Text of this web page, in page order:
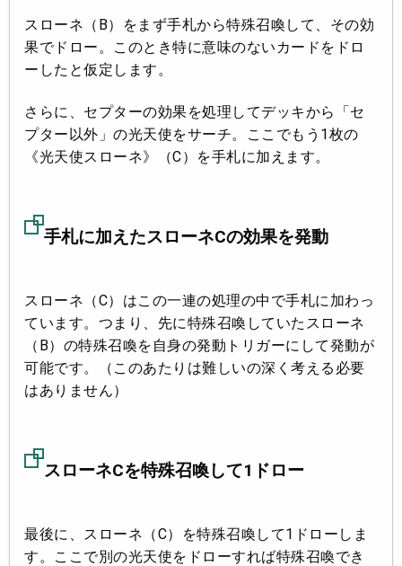
スローネ（B）をまず手札から特殊召喚して、その効
果でドロー。このとき特に意味のないカードをドロ
ーしたと仮定します。
さらに、セプターの効果を処理してデッキから「セ
プター以外」の光天使をサーチ。ここでもう1枚の
《光天使スローネ》（C）を手札に加えます。
手札に加えたスローネCの効果を発動
スローネ（C）はこの一連の処理の中で手札に加わっ
ています。つまり、先に特殊召喚していたスローネ
（B）の特殊召喚を自身の発動トリガーにして発動が
可能です。（このあたりは難しいの深く考える必要
はありません）
スローネCを特殊召喚して1ドロー
最後に、スローネ（C）を特殊召喚して1ドローしま
す。ここで別の光天使をドローすれば特殊召喚でき